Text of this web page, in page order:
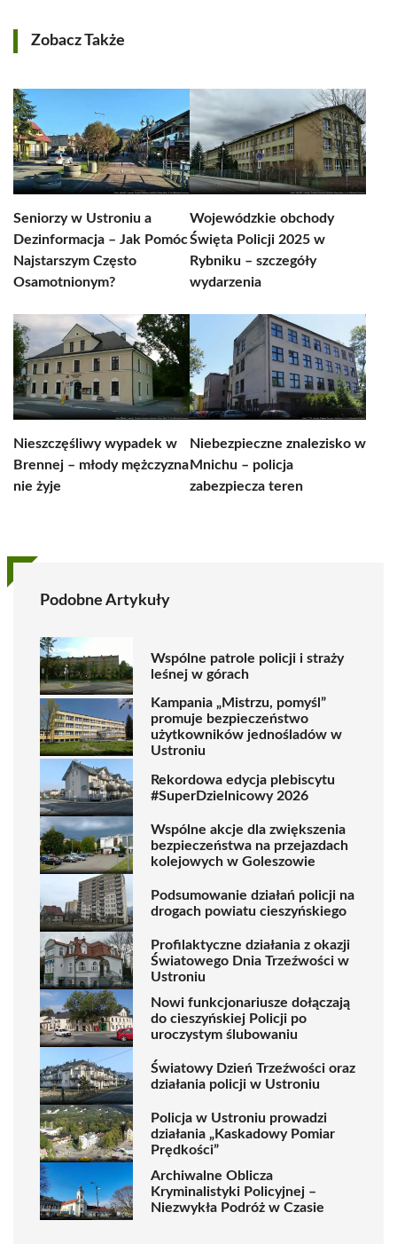
Zobacz Także
Seniorzy w Ustroniu a
Dezinformacja – Jak Pomóc
Najstarszym Często
Osamotnionym?
Wojewódzkie obchody
Święta Policji 2025 w
Rybniku – szczegóły
wydarzenia
Nieszczęśliwy wypadek w
Brennej – młody mężczyzna
nie żyje
Niebezpieczne znalezisko w
Mnichu – policja
zabezpiecza teren
Podobne Artykuły
Wspólne patrole policji i straży
leśnej w górach
Kampania „Mistrzu, pomyśl”
promuje bezpieczeństwo
użytkowników jednośladów w
Ustroniu
Rekordowa edycja plebiscytu
#SuperDzielnicowy 2026
Wspólne akcje dla zwiększenia
bezpieczeństwa na przejazdach
kolejowych w Goleszowie
Podsumowanie działań policji na
drogach powiatu cieszyńskiego
Profilaktyczne działania z okazji
Światowego Dnia Trzeźwości w
Ustroniu
Nowi funkcjonariusze dołączają
do cieszyńskiej Policji po
uroczystym ślubowaniu
Światowy Dzień Trzeźwości oraz
działania policji w Ustroniu
Policja w Ustroniu prowadzi
działania „Kaskadowy Pomiar
Prędkości”
Archiwalne Oblicza
Kryminalistyki Policyjnej –
Niezwykła Podróż w Czasie